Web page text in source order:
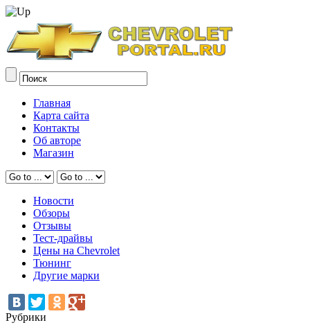
Главная
Карта сайта
Контакты
Об авторе
Магазин
Новости
Обзоры
Отзывы
Тест-драйвы
Цены на Chevrolet
Тюнинг
Другие марки
Рубрики